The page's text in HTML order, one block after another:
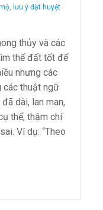
, lưu ý đặt huyệt
thủy và các
thế đất tốt để
nhưng các
các thuật ngữ
dài, lan man,
thể, thậm chí
Ví dụ: “Theo